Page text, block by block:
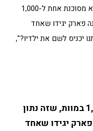
ואדם לא מחוסן מדובר ב-96% הדבקה. היא מסוכנת אחת ל-1,000
פארק יגידו שאחד
יכניס לשם את ילדיו?",
"החצבת מסוכנת אחת ל-1,000 במוות, שזה נתון
יגידו שאחד